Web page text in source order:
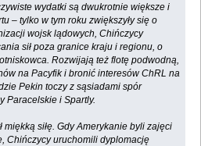
wydatki są dwukrotnie większe i
– tylko w tym roku zwiększyły się o
wojsk lądowych, Chińczycy
sił poza granice kraju i regionu, o
Rozwijają też flotę podwodną,
na Pacyfik i bronić interesów ChRL na
Pekin toczy z sąsiadami spór
Paracelskie i Spartly.
miękką siłę. Gdy Amerykanie byli zajęci
Chińczycy uruchomili dyplomację